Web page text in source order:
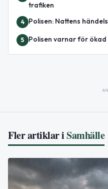
trafiken
4 Polisen: Nattens
5 Polisen varnar för
Fler artiklar iSamhälle